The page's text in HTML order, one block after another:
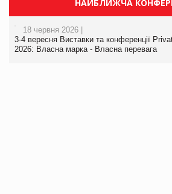
НАЙБЛИЖЧА
18 червня 2026 |
3-4 вересня Виставки та конференції
2026: Власна марка - Власна перевага